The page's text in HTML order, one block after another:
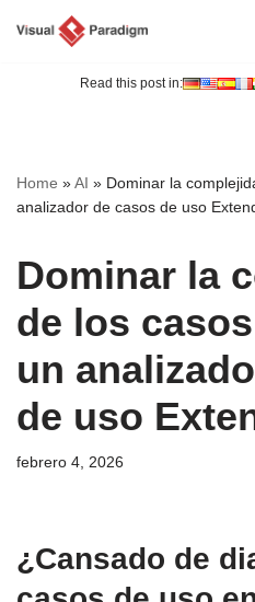
Read this post in:
Home »AI » Dominar la
analizador de casos de uso
Dominar la
de los
un
de uso
febrero 4, 2026
¿Cansado de